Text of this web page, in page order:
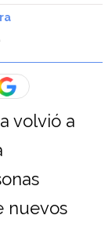
volvió a
nuevos